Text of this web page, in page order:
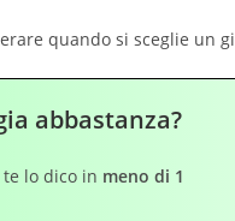
quando si sceglie un
abbastanza?
lo dico in meno di 1